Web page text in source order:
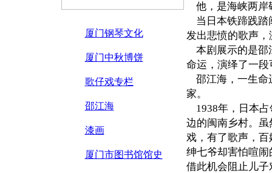
厦门钢琴文化
厦门中秋博饼
歌仔戏专栏
邵江海
漆画
厦门市图书馆馆史
他，是海峡两岸
当日本铁蹄践踏
发出悲愤的歌声
本剧展示的是邵
命运，演绎了一
邵江海，一生命
家。
1938年，日本
边的闽南乡村。
戏，有了歌声，
绅七爷却害怕喧
借此机会阻止儿